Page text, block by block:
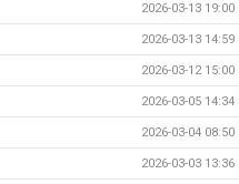
2026-03-13 19:00
2026-03-13 14:59
2026-03-12 15:00
2026-03-05 14:34
2026-03-04 08:50
2026-03-03 13:36